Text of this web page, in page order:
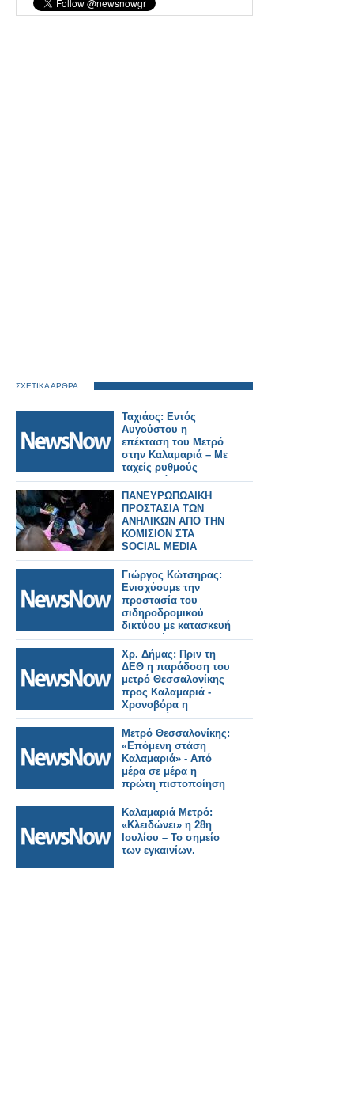
ΣΧΕΤΙΚΑ ΑΡΘΡΑ
Ταχιάος: Εντός
Αυγούστου η
επέκταση του Μετρό
στην Καλαμαριά – Με
ταχείς ρυθμούς
προχωρά το Flyover.
ΠΑΝΕΥΡΩΠΩΑΙΚΗ
ΠΡΟΣΤΑΣΙΑ ΤΩΝ
ΑΝΗΛΙΚΩΝ ΑΠΟ ΤΗΝ
ΚΟΜΙΣΙΟΝ ΣΤΑ
SOCIAL MEDIA
Γιώργος Κώτσηρας:
Ενισχύουμε την
προστασία του
σιδηροδρομικού
δικτύου με κατασκευή
ενισχυμένης
περίφραξης σε
Θριάσιο, Θήβα και
Ζευγολατιό.
Χρ. Δήμας: Πριν τη
ΔΕΘ η παράδοση του
μετρό Θεσσαλονίκης
προς Καλαμαριά -
Χρονοβόρα η
διαδικασία για τις
πιστοποιήσεις, αλλά
απαραίτητη.
Μετρό Θεσσαλονίκης:
«Επόμενη στάση
Καλαμαριά» - Από
μέρα σε μέρα η
πρώτη πιστοποίηση
της επέκτασης.
Καλαμαριά Μετρό:
«Κλειδώνει» η 28η
Ιουλίου – Το σημείο
των εγκαινίων.